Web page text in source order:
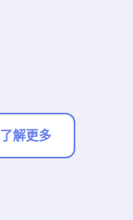
了解更多